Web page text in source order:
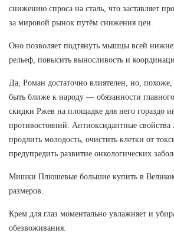
снижению спроса на сталь, что заставляет
за мировой рынок путём снижения цен.
Оно позволяет подтянуть мышцы всей
рельеф, повысить выносливость и
Да, Роман достаточно влиятелен, но, похоже,
быть ближе к народу — обязанности
скидки Ржев на площадке для него гораздо
противостояний. Антиоксидантные
продлить молодость, очистить клетки от
предупредить развитие онкологических
Мишки Плюшевые большие купить в
размеров.
Крем для глаз моментально увлажняет и
обезвоживания.